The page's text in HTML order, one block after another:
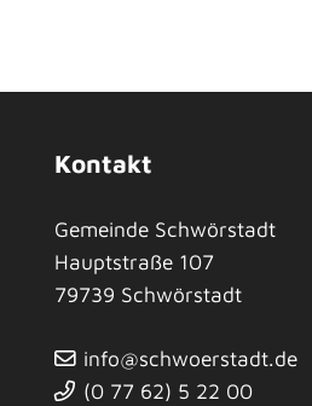
Kontakt
Gemeinde Schwörstadt
Hauptstraße 107
79739 Schwörstadt
info@schwoerstadt.de
(0 77 62) 5 22 00